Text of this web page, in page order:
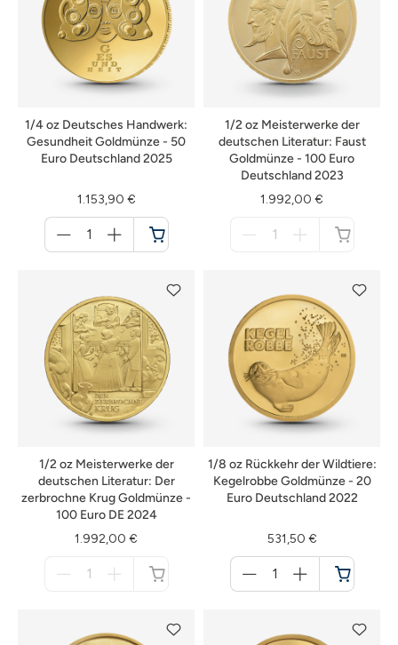
1/4 oz Deutsches Handwerk:
Gesundheit Goldmünze - 50
Euro Deutschland 2025
1.153,90 €
für
Warenkorb
1/2 oz Meisterwerke der
deutschen Literatur: Faust
Goldmünze - 100 Euro
Deutschland 2023
1.992,00 €
1/2 oz Meisterwerke der
deutschen Literatur: Der
zerbrochne Krug Goldmünze -
100 Euro DE 2024
1.992,00 €
1/8 oz Rückkehr der Wildtiere:
Kegelrobbe Goldmünze - 20
Euro Deutschland 2022
531,50 €
für
Warenkorb